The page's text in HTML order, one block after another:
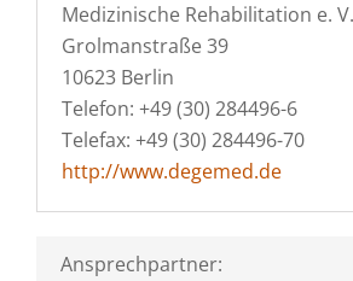
Medizinische Rehabilitation e. V.
Grolmanstraße 39
10623 Berlin
Telefon: +49 (30) 284496-6
Telefax: +49 (30) 284496-70
http://www.degemed.de
Ansprechpartner: